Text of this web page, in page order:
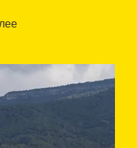
источником
и
впечатляющие
которые в
140 метров.
средней